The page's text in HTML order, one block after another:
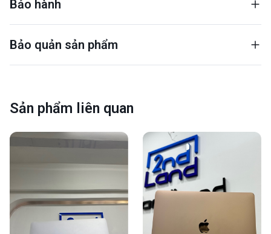
Bảo hành
Bảo quản sản phẩm
Sản phẩm liên quan